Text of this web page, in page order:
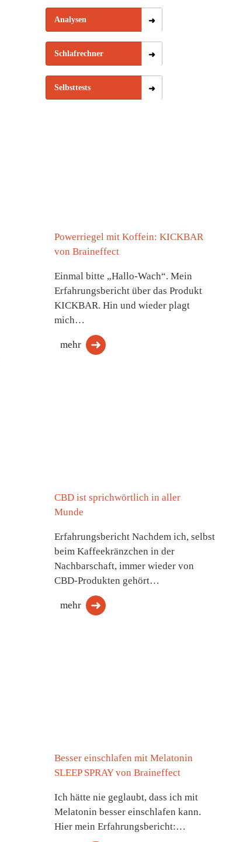
Analysen
Schlafrechner
Selbsttests
Powerriegel mit Koffein: KICKBAR
von Braineffect
Einmal bitte „Hallo-Wach“. Mein
Erfahrungsbericht über das Produkt
KICKBAR. Hin und wieder plagt
mich…
mehr
CBD ist sprichwörtlich in aller
Munde
Erfahrungsbericht Nachdem ich, selbst
beim Kaffeekränzchen in der
Nachbarschaft, immer wieder von
CBD-Produkten gehört…
mehr
Besser einschlafen mit Melatonin
SLEEP SPRAY von Braineffect
Ich hätte nie geglaubt, dass ich mit
Melatonin besser einschlafen kann.
Hier mein Erfahrungsbericht:…